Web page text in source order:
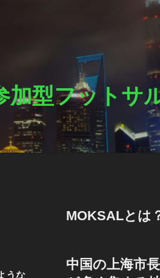
型フットサ
うな
MOKSALとは
中国の上海市